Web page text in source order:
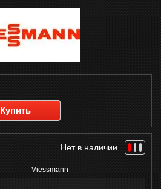
Купить
Нет в наличии
Viessmann
Telegram